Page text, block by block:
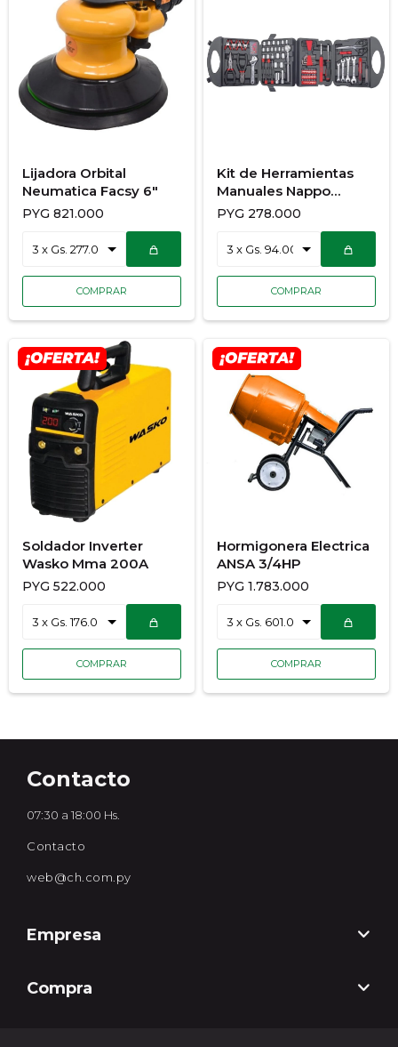
Lijadora Orbital
Neumatica Facsy 6"
PYG 821.000
Kit de Herramientas
Manuales Nappo
189Pcs Nhk-052
PYG 278.000
Soldador Inverter
Wasko Mma 200A
PYG 522.000
Hormigonera Electrica
ANSA 3/4HP
PYG 1.783.000
Contacto
07:30 a 18:00 Hs.
Contacto
web@ch.com.py
Empresa
Compra